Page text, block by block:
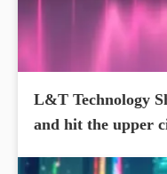
L&T Technology
and hit the upper